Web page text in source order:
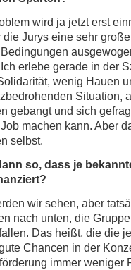
wird ja jetzt erst
die Jurys eine sehr
erlebe gerade in der
wenig Hauen
Situation,
gebangt und sich
machen kann. Aber
selbst.
so, dass je
wir sehen, aber
nach unten, die
Das heißt, die die
Chancen in der
immer weniger